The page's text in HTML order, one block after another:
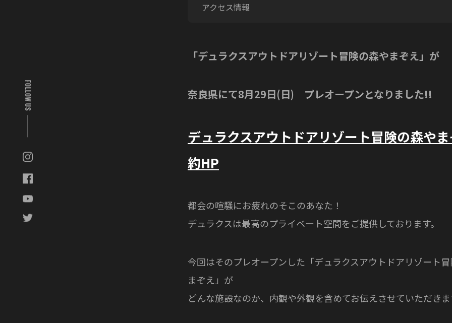
FOLLOW US
アクセス情報
「デュラクスアウトドアリゾート冒険の森やまぞえ」が
奈良県にて8月29日(日) プレオープンとなりました!!
デュラクスアウトドアリゾート冒険の森や
約HP
都会の喧騒にお疲れのそこのあなた！
デュラクスは最高のプライベート空間をご提供しております。
今回はそのプレオープンした「デュラクスアウトドアリゾート
まぞえ」が
どんな施設なのか、内観や外観を含めてお伝えさせていただき